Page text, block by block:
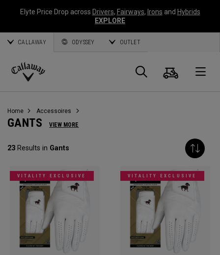
Elyte Price Drop across Drivers, Fairways, Irons and Hybrids
EXPLORE
CALLAWAY ODYSSEY OUTLET
Callaway
Panier
Home Accessoires
GANTS VIEW MORE
23 Results in Gants
VITALITY EXCLUSIVE VITALITY EXCLUSIVE